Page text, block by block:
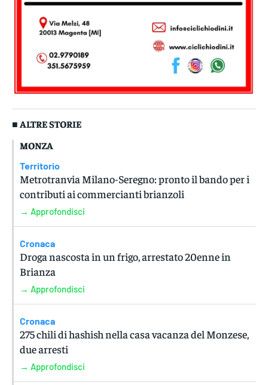
■ ALTRE STORIE
MONZA
Territorio
Metrotranvia Milano-Seregno: pronto il bando per i
contributi ai commercianti brianzoli
→ Approfondisci
Cronaca
Droga nascosta in un frigo, arrestato 20enne in
Brianza
→ Approfondisci
Cronaca
275 chili di hashish nella casa vacanza del Monzese,
due arresti
→ Approfondisci